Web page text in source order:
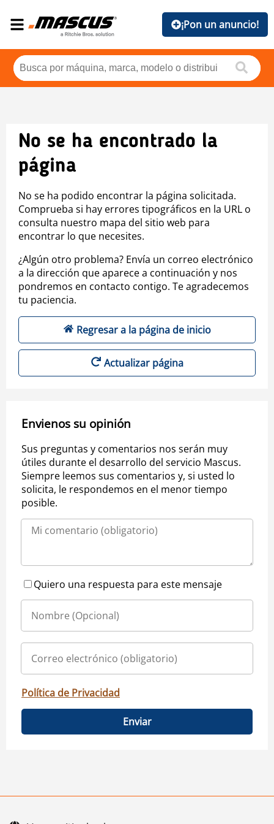
¡Pon un anuncio!
No se ha encontrado la
página
No se ha podido encontrar la página solicitada.
Comprueba si hay errores tipográficos en la URL o
consulta nuestro mapa del sitio web para
encontrar lo que necesites.
¿Algún otro problema? Envía un correo electrónico
a la dirección que aparece a continuación y nos
pondremos en contacto contigo. Te agradecemos
tu paciencia.
Regresar a la página de inicio
Actualizar página
Envienos su opinión
Sus preguntas y comentarios nos serán muy
útiles durante el desarrollo del servicio Mascus.
Siempre leemos sus comentarios y, si usted lo
solicita, le respondemos en el menor tiempo
posible.
Quiero una respuesta para este mensaje
Política de Privacidad
Enviar